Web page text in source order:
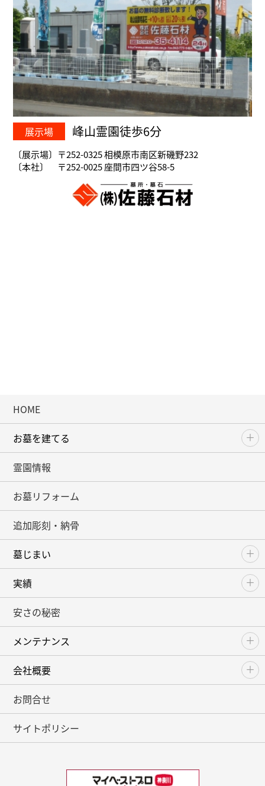
展示場 峰山霊園徒歩6分
〔展示場〕〒252-0325 相模原市南区新磯野232
〔本社〕 〒252-0025 座間市四ツ谷58-5
HOME
お墓を建てる
霊園情報
お墓リフォーム
追加彫刻・納骨
墓じまい
実績
安さの秘密
メンテナンス
会社概要
お問合せ
サイトポリシー